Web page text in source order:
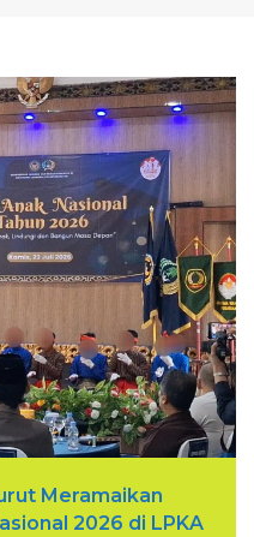
Meramaikan
2026 di LPKA